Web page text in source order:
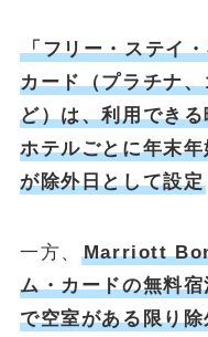
「フリー・ステイ
カード（プラチナ
ど）は、利用でき
ホテルごとに年末
が除外日として設定
一方、
Marriott
ム・カードの無料
で空室がある限り